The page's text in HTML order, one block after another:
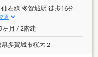
仙石線 多賀城駅 徒歩16分
通
ヶ月 / 2階建
多賀城市桜木２